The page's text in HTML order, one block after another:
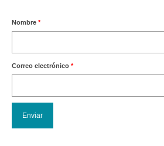
Nombre *
Correo electrónico *